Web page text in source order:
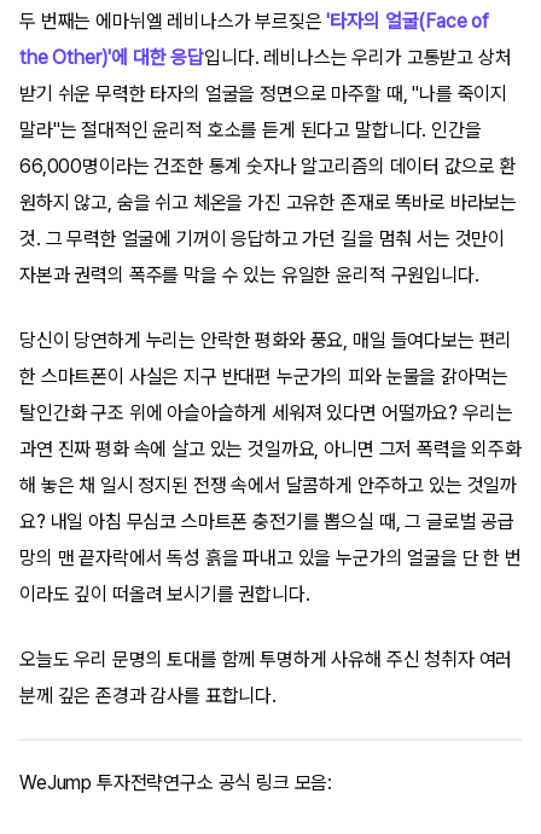
두 번째는 에마뉘엘 레비나스가 부르짖은'타자의 얼굴(Face of
the Other)'에 대한 응답입니다. 레비나스는 우리가 고통받고 상처
받기 쉬운 무력한 타자의 얼굴을 정면으로 마주할 때, "나를 죽이지
말라"는 절대적인 윤리적 호소를 듣게 된다고 말합니다. 인간을
66,000명이라는 건조한 통계 숫자나 알고리즘의 데이터 값으로 환
원하지 않고, 숨을 쉬고 체온을 가진 고유한 존재로 똑바로 바라보는
것. 그 무력한 얼굴에 기꺼이 응답하고 가던 길을 멈춰 서는 것만이
자본과 권력의 폭주를 막을 수 있는 유일한 윤리적 구원입니다.
당신이 당연하게 누리는 안락한 평화와 풍요, 매일 들여다보는 편리
한 스마트폰이 사실은 지구 반대편 누군가의 피와 눈물을 갉아먹는
탈인간화 구조 위에 아슬아슬하게 세워져 있다면 어떨까요? 우리는
과연 진짜 평화 속에 살고 있는 것일까요, 아니면 그저 폭력을 외주화
해 놓은 채 일시 정지된 전쟁 속에서 달콤하게 안주하고 있는 것일까
요? 내일 아침 무심코 스마트폰 충전기를 뽑으실 때, 그 글로벌 공급
망의 맨 끝자락에서 독성 흙을 파내고 있을 누군가의 얼굴을 단 한 번
이라도 깊이 떠올려 보시기를 권합니다.
오늘도 우리 문명의 토대를 함께 투명하게 사유해 주신 청취자 여러
분께 깊은 존경과 감사를 표합니다.
WeJump 투자전략연구소 공식 링크 모음: